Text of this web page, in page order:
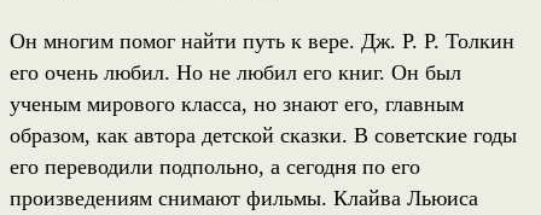
Он многим помог найти путь к вере. Дж. Р. Р. Толкин
его очень любил. Но не любил его книг. Он был
ученым мирового класса, но знают его, главным
образом, как автора детской сказки. В советские годы
его переводили подпольно, а сегодня по его
произведениям снимают фильмы. Клайва Льюиса